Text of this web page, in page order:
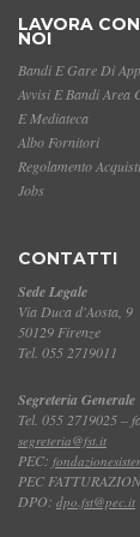
LAVORA CON
NOI
Bandi E Gare Di
Avvisi E Bandi Area
E Mediateca
Albo Fornitori
Regolamento Acquisti
Jobs
CONTATTI
Sede Legale
Via Duca d'Aosta, 9
50129 Firenze
Tel. 055 2719011
Segreteria Generale
Tel. 055 2719025 –
segreteria@fst.it
PEC:
PEC
DPO: dpo.fst@pec.it